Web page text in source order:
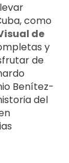
como
de
y
de
Benítez-
del